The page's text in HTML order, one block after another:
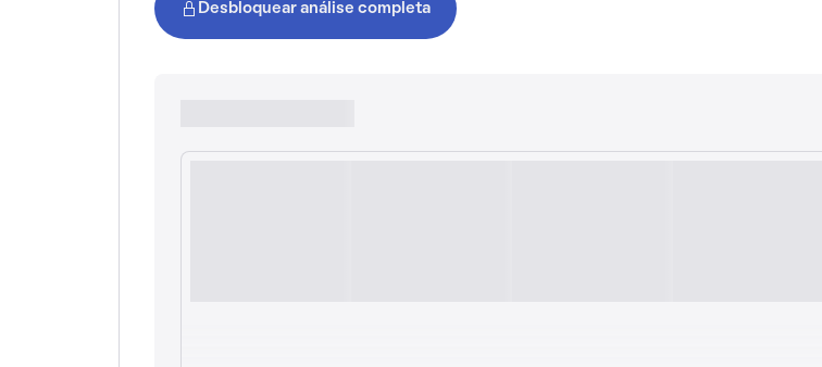
Desbloquear análise completa